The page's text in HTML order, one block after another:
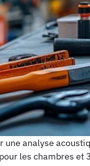
une analyse
les chambres